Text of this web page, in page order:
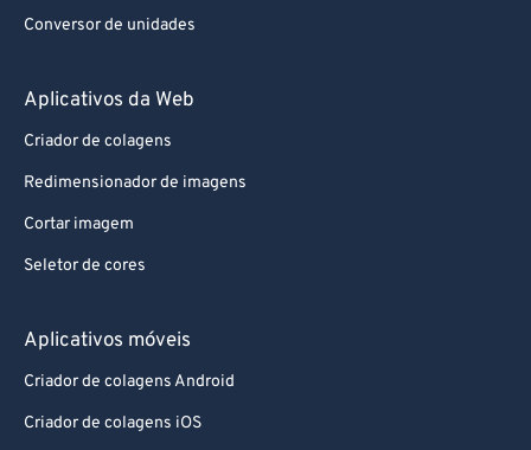
Conversor de unidades
Aplicativos da Web
Criador de colagens
Redimensionador de imagens
Cortar imagem
Seletor de cores
Aplicativos móveis
Criador de colagens Android
Criador de colagens iOS